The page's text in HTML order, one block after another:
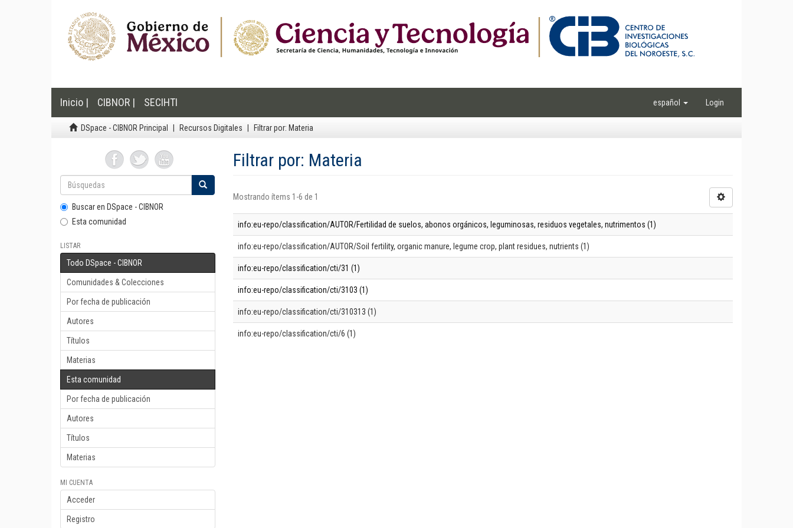
Inicio | CIBNOR | SECIHTI español Login
DSpace - CIBNOR Principal Recursos Digitales Filtrar por: Materia
Buscar en DSpace - CIBNOR
Esta comunidad
LISTAR
Todo DSpace - CIBNOR
Comunidades & Colecciones
Por fecha de publicación
Autores
Títulos
Materias
Esta comunidad
Por fecha de publicación
Autores
Títulos
Materias
MI CUENTA
Acceder
Registro
Filtrar por: Materia
Mostrando ítems 1-6 de 1
info:eu-repo/classification/AUTOR/Fertilidad de suelos, abonos orgánicos, leguminosas, residuos vegetales, nutrimentos (1)
info:eu-repo/classification/AUTOR/Soil fertility, organic manure, legume crop, plant residues, nutrients (1)
info:eu-repo/classification/cti/31 (1)
info:eu-repo/classification/cti/3103 (1)
info:eu-repo/classification/cti/310313 (1)
info:eu-repo/classification/cti/6 (1)